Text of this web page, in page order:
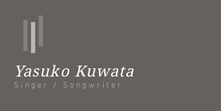
Yasuko Kuwata
Singer / Songwriter